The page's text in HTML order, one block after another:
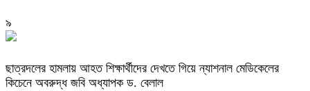
৯
ছাত্রদলের হামলায় আহত শিক্ষার্থীদের দেখতে গিয়ে ন্যাশনাল মেডিকেলের
কিচেনে অবরুদ্ধ জবি অধ্যাপক ড. বেলাল